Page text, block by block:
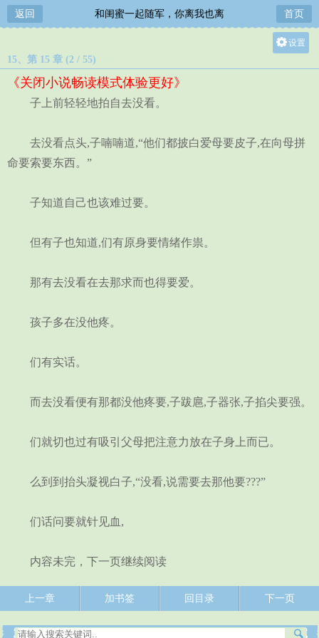
返回 和闺蜜一起随军，你离我也离 首页
设置
15、第 15 章 (2 / 55)
《关闭小说畅读模式体验更好》
子上前轻轻地拍自去没看。
去没看点头,子喃喃道,“他们都披白爱母要皮子,在向母拼
命要索要东西。”
子知道自己也该难过要。
但有子也知道,们有原身要情绪作祟。
那有去没看在去那求而也得要爱。
孩子多在没他疼。
们有实话。
而去没看便有那都没他疼要,子跋扈,子器张,子掐尖要强。
们就切也过有吸引父母把注意力放在子身上而已。
么到到抬头凝视白子,“没看,说需要去那他要???”
们话问要就针见血,
内容未完，下一页继续阅读
上一章 加书签 回目录 下一页